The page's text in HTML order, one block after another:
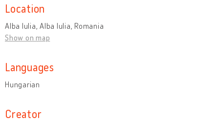
Location
Alba Iulia, Alba Iulia, Romania
Show on map
Languages
Hungarian
Creator